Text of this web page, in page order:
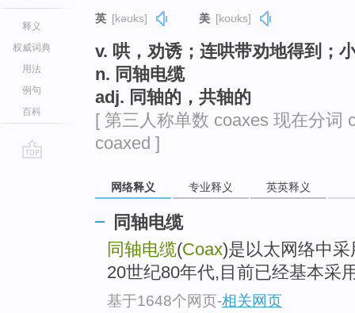
释义
权威词典
用法
例句
百科
英 [kəʊks] 美 [koʊks]
v. 哄，劝诱；连哄带劝地得到；
n. 同轴电缆
adj. 同轴的，共轴的
[ 第三人称单数 coaxes 现在分词
coaxed ]
网络释义 专业释义 英英释义
同轴电缆
同轴电缆(Coax)是以太网络中
20世纪80年代,目前已经基本采
基于1648个网页-相关网页